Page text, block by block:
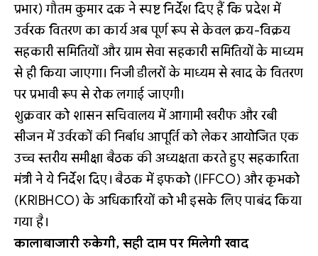
प्रभार) गौतम कुमार दक ने स्पष्ट निर्देश दिए हैं कि प्रदेश में
उर्वरक वितरण का कार्य अब पूर्ण रूप से केवल क्रय-विक्रय
सहकारी समितियों और ग्राम सेवा सहकारी समितियों के माध्यम
से ही किया जाएगा। निजी डीलरों के माध्यम से खाद के वितरण
पर प्रभावी रूप से रोक लगाई जाएगी।
शुक्रवार को शासन सचिवालय में आगामी खरीफ और रबी
सीजन में उर्वरकों की निर्बाध आपूर्ति को लेकर आयोजित एक
उच्च स्तरीय समीक्षा बैठक की अध्यक्षता करते हुए सहकारिता
मंत्री ने ये निर्देश दिए। बैठक में इफको (IFFCO) और कृभको
(KRIBHCO) के अधिकारियों को भी इसके लिए पाबंद किया
गया है।
कालाबाजारी रुकेगी, सही दाम पर मिलेगी खाद